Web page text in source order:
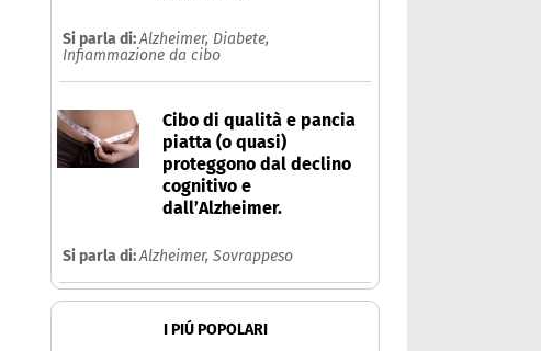
Infiammazione da cibo
Si parla di:Alzheimer, Diabete,
Infiammazione da cibo
Cibo di qualità e pancia
piatta (o quasi)
proteggono dal declino
cognitivo e
dall’Alzheimer.
Si parla di:Alzheimer, Sovrappeso
I PIÚ POPOLARI